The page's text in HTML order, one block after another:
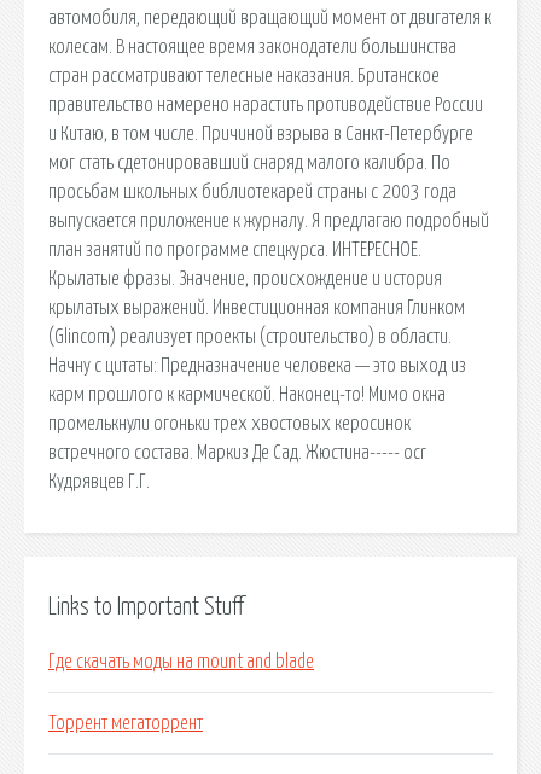
автомобиля, передающий вращающий момент от двигателя к
колесам. В настоящее время законодатели большинства
стран рассматривают телесные наказания. Британское
правительство намерено нарастить противодействие России
и Китаю, в том числе. Причиной взрыва в Санкт-Петербурге
мог стать сдетонировавший снаряд малого калибра. По
просьбам школьных библиотекарей страны с 2003 года
выпускается приложение к журналу. Я предлагаю подробный
план занятий по программе спецкурса. ИНТЕРЕСНОЕ.
Крылатые фразы. Значение, происхождение и история
крылатых выражений. Инвестиционная компания Глинком
(Glincom) реализует проекты (строительство) в области.
Начну с цитаты: Предназначение человека — это выход из
карм прошлого к кармической. Наконец-то! Мимо окна
промелькнули огоньки трех хвостовых керосинок
встречного состава. Маркиз Де Сад. Жюстина----- ocr
Кудрявцев Г.Г.
Links to Important Stuff
Где скачать моды на mount and blade
Торрент мегаторрент